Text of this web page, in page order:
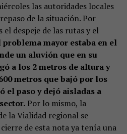
las autoridades locales
de la situación. Por
el despeje de las rutas y el
problema mayor estaba en el
un aluvión que en su
a los 2 metros de altura y
metros que bajó por los
el paso y dejó aisladas a
Por lo mismo, la
la Vialidad regional se
de esta nota ya tenía una